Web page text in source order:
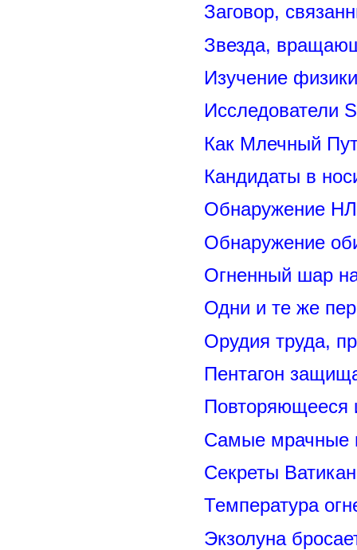
Заговор,
Звезда,
Изучение
Исследователи
Как Млечный
Кандидаты в
Обнаружение
Обнаружение
Огненный шар
Одни и те же
Орудия труда,
Пентагон
Повторяющееся
Самые мрачные
Секреты
Температура
Экзолуна